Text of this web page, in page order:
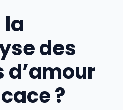
la
des
d’amour
?